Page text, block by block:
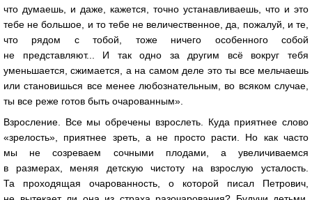
что думаешь, и даже, кажется, точно устанавливаешь, что и это
тебе не большое, и то тебе не величественное, да, пожалуй, и те,
что рядом с тобой, тоже ничего особенного собой
не представляют... И так одно за другим всё вокруг тебя
уменьшается, сжимается, а на самом деле это ты все мельчаешь
или становишься все менее любознательным, во всяком случае,
ты все реже готов быть очарованным».
Взросление. Все мы обречены взрослеть. Куда приятнее слово
«зрелость», приятнее зреть, а не просто расти. Но как часто
мы не созреваем сочными плодами, а увеличиваемся
в размерах, меняя детскую чистоту на взрослую усталость.
Та проходящая очарованность, о которой писал Петрович,